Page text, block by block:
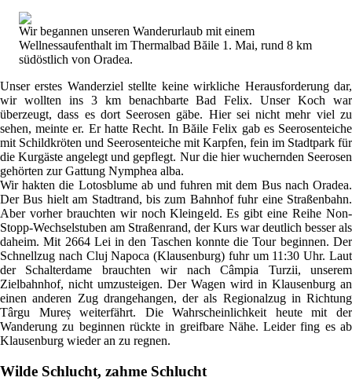
Wir begannen unseren Wanderurlaub mit einem
Wellnessaufenthalt im Thermalbad Băile 1. Mai, rund 8 km
südöstlich von Oradea.
Unser erstes Wanderziel stellte keine wirkliche Herausforderung dar,
wir wollten ins 3 km benachbarte Bad Felix. Unser Koch war
überzeugt, dass es dort Seerosen gäbe. Hier sei nicht mehr viel zu
sehen, meinte er. Er hatte Recht. In Băile Felix gab es Seerosenteiche
mit Schildkröten und Seerosenteiche mit Karpfen, fein im Stadtpark für
die Kurgäste angelegt und gepflegt. Nur die hier wuchernden Seerosen
gehörten zur Gattung Nymphea alba.
Wir hakten die Lotosblume ab und fuhren mit dem Bus nach Oradea.
Der Bus hielt am Stadtrand, bis zum Bahnhof fuhr eine Straßenbahn.
Aber vorher brauchten wir noch Kleingeld. Es gibt eine Reihe Non-
Stopp-Wechselstuben am Straßenrand, der Kurs war deutlich besser als
daheim. Mit 2664 Lei in den Taschen konnte die Tour beginnen. Der
Schnellzug nach Cluj Napoca (Klausenburg) fuhr um 11:30 Uhr. Laut
der Schalterdame brauchten wir nach Câmpia Turzii, unserem
Zielbahnhof, nicht umzusteigen. Der Wagen wird in Klausenburg an
einen anderen Zug drangehangen, der als Regionalzug in Richtung
Târgu Mureș weiterfährt. Die Wahrscheinlichkeit heute mit der
Wanderung zu beginnen rückte in greifbare Nähe. Leider fing es ab
Klausenburg wieder an zu regnen.
Wilde Schlucht, zahme Schlucht